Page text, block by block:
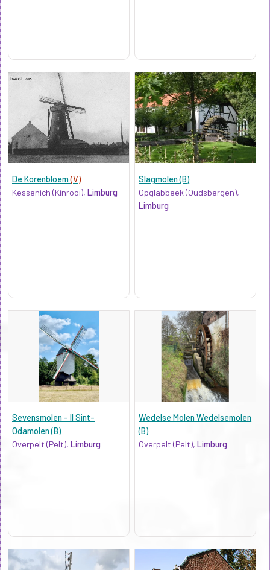
De Korenbloem(V)
Kessenich (Kinrooi), Limburg
Slagmolen (B)
Opglabbeek (Oudsbergen),
Limburg
Sevensmolen - II Sint-
Odamolen (B)
Overpelt (Pelt), Limburg
Wedelse Molen Wedelsemolen
(B)
Overpelt (Pelt),Limburg